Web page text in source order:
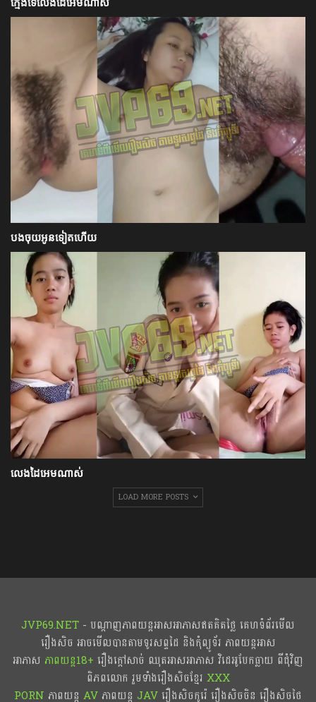
បងចុយអូនទៀតហើយ
លេងដៃអេមណាស់
LOAD MORE POSTS
JVP69.NET - បណ្ដាញភាពយន្តអាសអាភាសឥតគិតថ្លៃ គេហទំព័រមើល
រឿងសិច អាចមើលបានតាមទូរសព្ទដៃ និងកុំព្យូទ័រ ភាពយន្តអាស
អាភាស ភាពយន្ត18+​​ រឿងក្ដៅសាច់ ឈុតអាសអាភាស វិដេអូបែកធ្លាយ ពីជុំវិញ
ពិភពលោក រួមទាំងរឿងសិចខ្មែរ XXX
PORN ភាពយន្ត AVភាពយន្ត JAVរឿងសិចកូរ៉េ រឿងសិចចិន​ រឿងសិចថៃ